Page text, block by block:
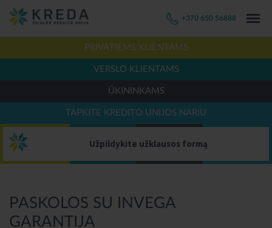
+370 650 56888
PRIVATIEMS KLIENTAMS
VERSLO KLIENTAMS
ŪKININKAMS
TAPKITE KREDITO UNIJOS NARIU
Užpildykite užklausos formą
PASKOLOS SU INVEGA
GARANTIJA